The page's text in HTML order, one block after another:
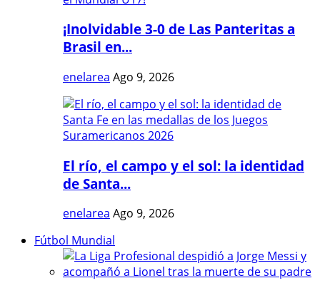
¡Inolvidable 3-0 de Las Panteritas a
Brasil en...
enelarea Ago 9, 2026
El río, el campo y el sol: la identidad
de Santa...
enelarea Ago 9, 2026
Fútbol Mundial